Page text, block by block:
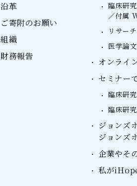
沿革
ご寄附のお願い
組織
財務報告
臨床研
／付属
リサー
医学論
オンライ
セミナー
臨床研
臨床研
ジョンズ
ジョンズ
企業やそ
私が